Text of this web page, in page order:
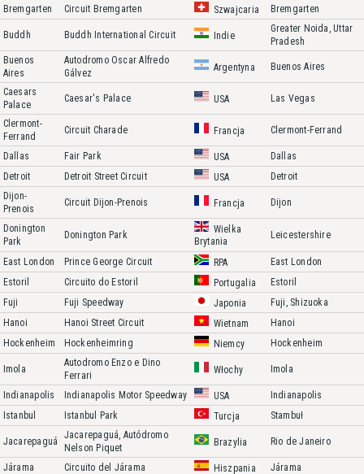
Bremgarten Circuit Bremgarten Szwajcaria Bremgarten
Buddh Buddh International Circuit Indie
Greater Noida, Uttar
Pradesh
Buenos
Aires
Autodromo Oscar Alfredo
Gálvez
Argentyna Buenos Aires
Caesars
Palace
Caesar's Palace USA Las Vegas
Clermont-
Ferrand
Circuit Charade Francja Clermont-Ferrand
Dallas Fair Park USA
Dallas
Detroit
Detroit Street Circuit USA
Detroit
Dijon-
Prenois
Circuit Dijon-Prenois Francja Dijon
Donington
Park
Donington Park
Wielka
Brytania
Leicestershire
East London Prince George Circuit RPA
East London
Estoril
Circuito do Estoril Portugalia
Estoril
Fuji
Fuji Speedway Japonia
Fuji, Shizuoka
Hanoi
Hanoi Street Circuit Wietnam
Hanoi
Hockenheim
Hockenheimring Niemcy Hockenheim
Imola
Autodromo Enzo e Dino
Ferrari
Włochy Imola
Indianapolis Indianapolis Motor Speedway USA
Indianapolis
Istanbul
Istanbul Park Turcja Stambuł
Jacarepaguá
Jacarepaguá, Autódromo
Nelson Piquet
Brazylia Rio de Janeiro
Járama Circuito del Járama Hiszpania
Járama